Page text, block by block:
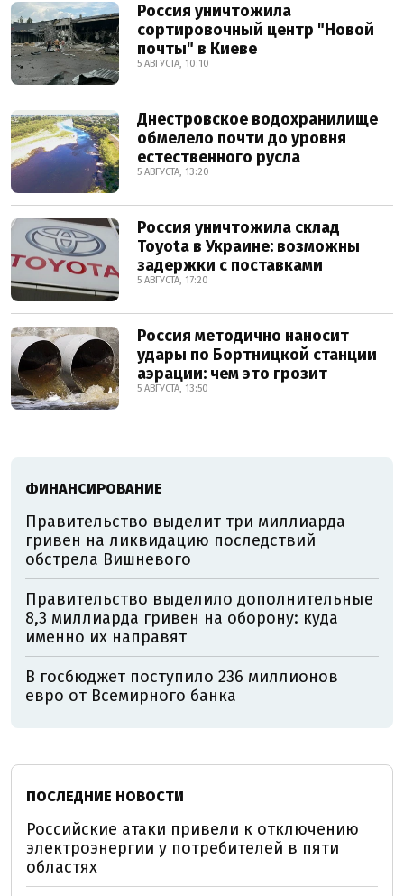
Россия уничтожила
сортировочный центр "Новой
почты" в Киеве
5 АВГУСТА, 10:10
Днестровское водохранилище
обмелело почти до уровня
естественного русла
5 АВГУСТА, 13:20
Россия уничтожила склад
Toyota в Украине: возможны
задержки с поставками
5 АВГУСТА, 17:20
Россия методично наносит
удары по Бортницкой станции
аэрации: чем это грозит
5 АВГУСТА, 13:50
ФИНАНСИРОВАНИЕ
Правительство выделит три миллиарда
гривен на ликвидацию последствий
обстрела Вишневого
Правительство выделило дополнительные
8,3 миллиарда гривен на оборону: куда
именно их направят
В госбюджет поступило 236 миллионов
евро от Всемирного банка
ПОСЛЕДНИЕ НОВОСТИ
Российские атаки привели к отключению
электроэнергии у потребителей в пяти
областях